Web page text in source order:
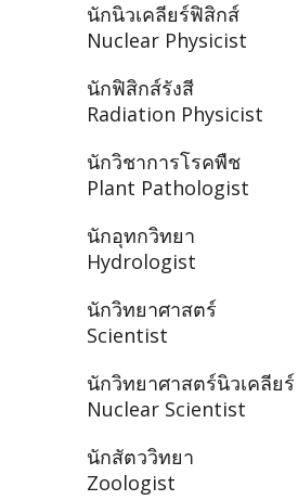
นักนิวเคลียร์ฟิสิกส์
Nuclear Physicist
นักฟิสิกส์รังสี
Radiation Physicist
นักวิชาการโรคพืช
Plant Pathologist
นักอุทกวิทยา
Hydrologist
นักวิทยาศาสตร์
Scientist
นักวิทยาศาสตร์นิวเคลียร์
Nuclear Scientist
นักสัตววิทยา
Zoologist